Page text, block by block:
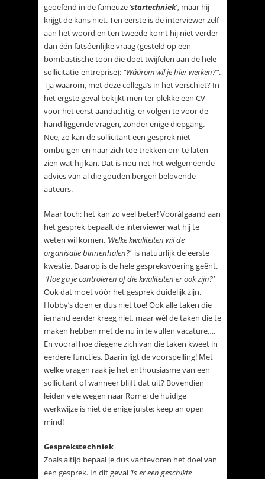
geoefend in de fameuze ‘startechniek’, maar hij
krijgt de kans niet. Ten eerste is de interviewer zelf
aan het woord en ten tweede komt hij niet verder
dan één fatsóenlijke vraag (gesteld op een
bombastische toon die doet twijfelen aan de hele
sollicitatie-entreprise): “Wáárom wil je hier werken?”.
Tja waarom, met deze collega’s in het verschiet? In
het ergste geval bekijkt men ter plekke een CV
voor het eerst aandachtig, er volgen te voor de
hand liggende vragen, zonder enige diepgang.
Nee, zo kan de sollicitant een gesprek niet
ombuigen en naar zich toe trekken om te laten
zien wat hij kan. Dat is nou net het welgemeende
advies van al die gouden bergen belovende
auteurs.
Maar toch: het kan zo veel beter! Vooráfgaand aan
het gesprek bepaalt de interviewer wat hij te
weten wil komen. ‘Welke kwaliteiten wil de
organisatie binnenhalen?’is natuurlijk de eerste
kwestie. Daarop is de hele gespreksvoering geënt.
‘Hoe ga je controleren of die kwaliteiten er ook zijn?’
Ook dat moet vóór het gesprek duidelijk zijn.
Hobby’s doen er dus niet toe! Ook alle taken die
iemand eerder kreeg niet, maar wél de taken die te
maken hebben met de nu in te vullen vacature….
En vooral hoe diegene zich van die taken kweet in
eerdere functies. Daarin ligt de voorspelling! Met
welke vragen raak je het enthousiasme van een
sollicitant of wanneer blijft dat uit? Bovendien
leiden vele wegen naar Rome; de huidige
werkwijze is niet de enige juiste: keep an open
mind!
Gesprekstechniek
Zoals altijd bepaal je dus vantevoren het doel van
een gesprek. In dit geval ‘Is er een geschikte